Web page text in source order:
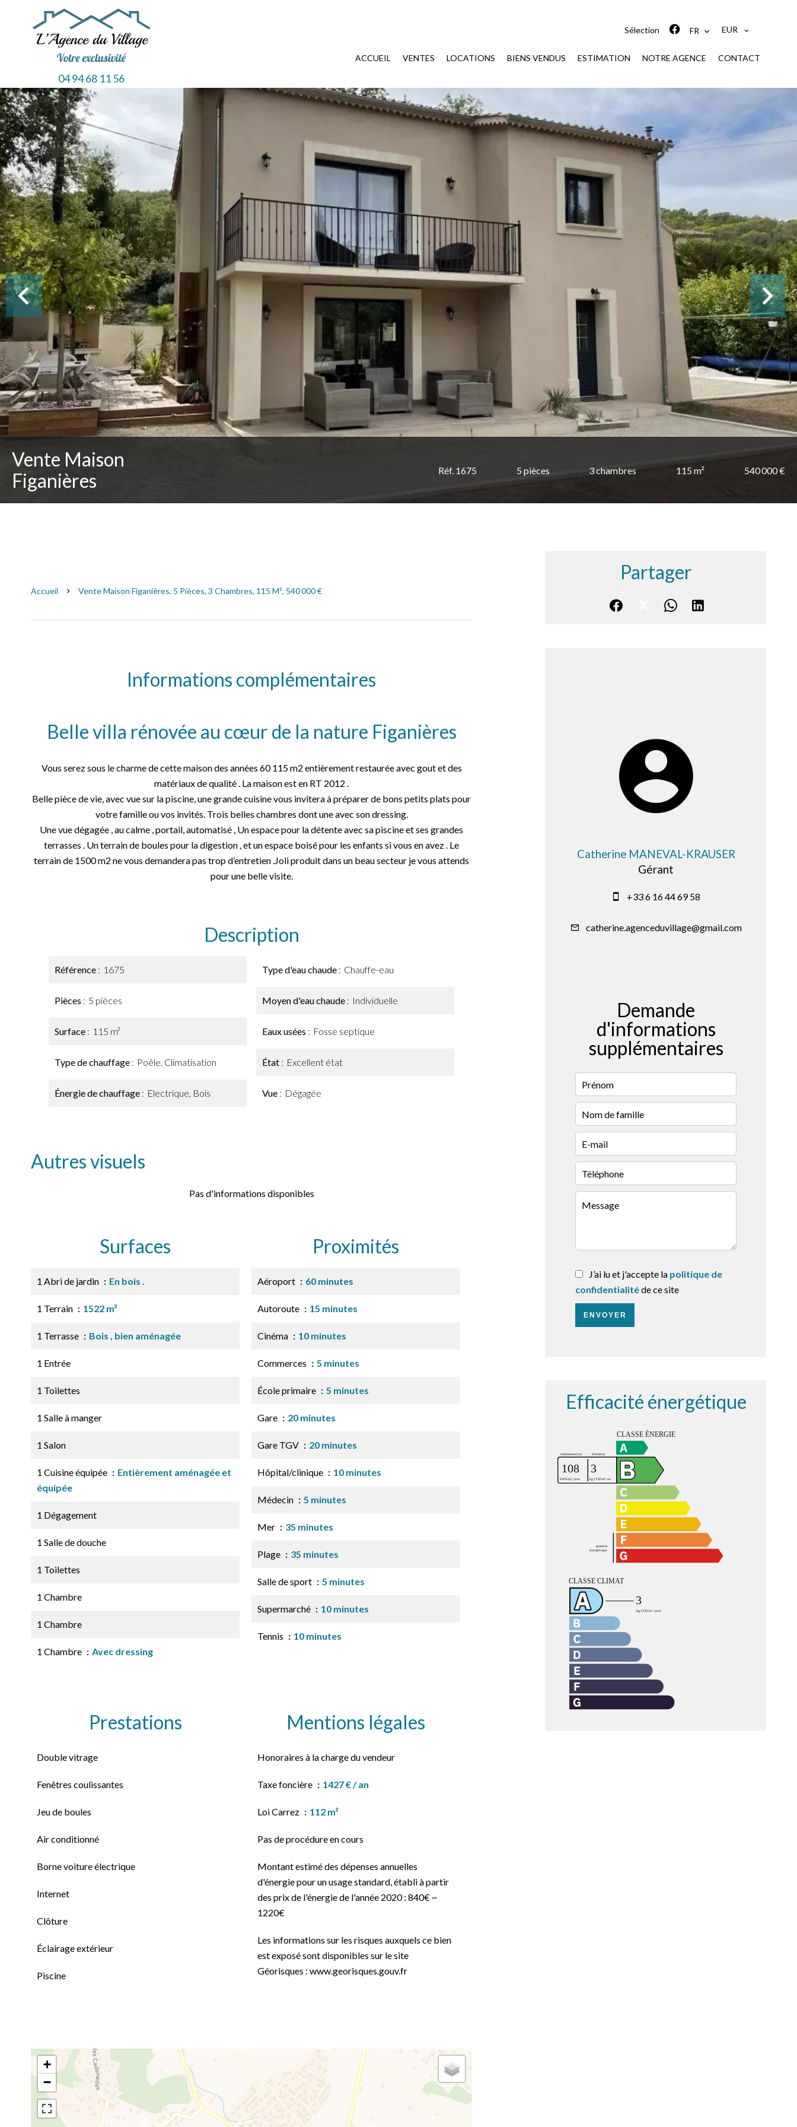
04 94 68 11 56
Sélection FR EUR
ACCUEIL VENTES LOCATIONS BIENS VENDUS ESTIMATION NOTRE AGENCE CONTACT
Vente Maison
Figanières
Réf. 1675 5 pièces 3 chambres 115 m² 540 000 €
Accueil Vente Maison Figanières, 5 Pièces, 3 Chambres, 115 M², 540 000 €
Informations complémentaires
Belle villa rénovée au cœur de la nature Figanières
Vous serez sous le charme de cette maison des années 60 115 m2 entièrement restaurée avec gout et des
matériaux de qualité . La maison est en RT 2012 .
Belle pièce de vie, avec vue sur la piscine, une grande cuisine vous invitera à préparer de bons petits plats pour
votre famille ou vos invités. Trois belles chambres dont une avec son dressing.
Une vue dégagée , au calme , portail, automatisé , Un espace pour la détente avec sa piscine et ses grandes
terrasses . Un terrain de boules pour la digestion , et un espace boisé pour les enfants si vous en avez . Le
terrain de 1500 m2 ne vous demandera pas trop d’entretien .Joli produit dans un beau secteur je vous attends
pour une belle visite.
Description
Référence 1675
Pièces 5 pièces
Surface 115 m²
Type de chauffage Poêle, Climatisation
Énergie de chauffage Electrique, Bois
Type d'eau chaude Chauffe-eau
Moyen d'eau chaude Individuelle
Eaux usées Fosse septique
État Excellent état
Vue Dégagée
Autres visuels
Pas d'informations disponibles
Surfaces
1 Abri de jardin En bois .
1 Terrain 1522 m²
1 Terrasse Bois , bien aménagée
1 Entrée
1 Toilettes
1 Salle à manger
1 Salon
1 Cuisine équipée
Entièrement aménagée et
équipée
1 Dégagement
1 Salle de douche
1 Toilettes
1 Chambre
1 Chambre
1 Chambre Avec dressing
Proximités
Aéroport 60 minutes
Autoroute 15 minutes
Cinéma 10 minutes
Commerces 5 minutes
École primaire 5 minutes
Gare 20 minutes
Gare TGV 20 minutes
Hôpital/clinique 10 minutes
Médecin 5 minutes
Mer 35 minutes
Plage 35 minutes
Salle de sport 5 minutes
Supermarché 10 minutes
Tennis 10 minutes
Prestations
Double vitrage
Fenêtres coulissantes
Jeu de boules
Air conditionné
Borne voiture électrique
Internet
Clôture
Éclairage extérieur
Piscine
Mentions légales
Honoraires à la charge du vendeur
Taxe foncière 1427 € / an
Loi Carrez 112 m²
Pas de procédure en cours
Montant estimé des dépenses annuelles
d'énergie pour un usage standard, établi à partir
des prix de l'énergie de l'année 2020 : 840€ ~
1220€
Les informations sur les risques auxquels ce bien
est exposé sont disponibles sur le site
Géorisques : www.georisques.gouv.fr
+
−
Partager
Catherine MANEVAL-KRAUSER
Gérant
+33 6 16 44 69 58
catherine.agenceduvillage@gmail.com
Demande
d'informations
supplémentaires
J’ai lu et j'accepte la politique de
confidentialitéde ce site
ENVOYER
Efficacité énergétique